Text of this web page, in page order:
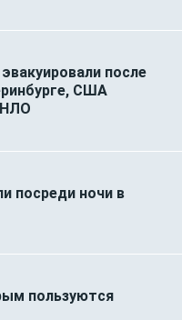
после
США
НЛО
посреди ночи в
пользуются